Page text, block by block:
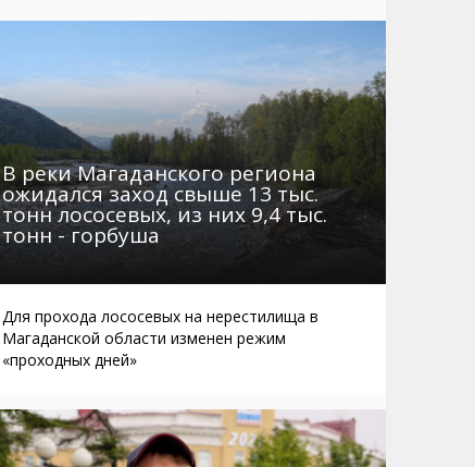
Автобусы Магадан – Аэропорт
Таблица приливов отливов
Не мусорить
Браконьеры
В реки Магаданского региона
ожидался заход свыше 13 тыс.
тонн лососевых, из них 9,4 тыс.
тонн - горбуша
Для прохода лососевых на нерестилища в
Магаданской области изменен режим
«проходных дней»